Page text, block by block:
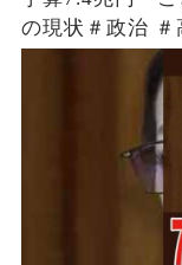
の現状＃政治